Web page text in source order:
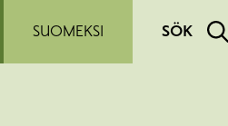
SUOMEKSI
SÖK